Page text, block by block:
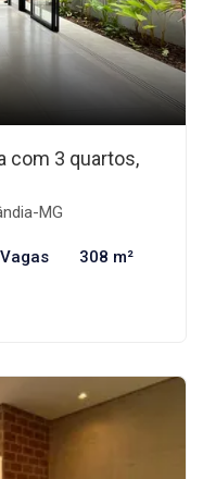
com 3 quartos,
MG
308 m²